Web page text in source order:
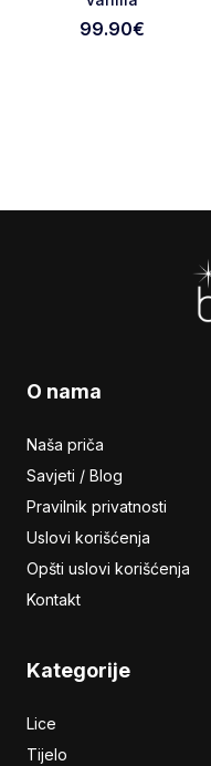
99.90€
O nama
Naša priča
Savjeti / Blog
Pravilnik privatnosti
Uslovi korišćenja
Opšti uslovi korišćenja
Kontakt
Kategorije
Lice
Tijelo